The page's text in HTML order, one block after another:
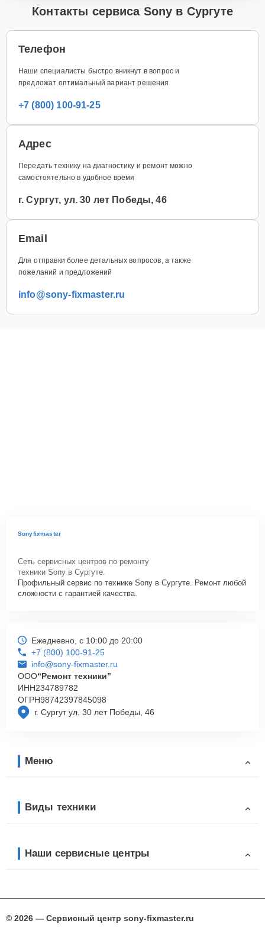
Контакты сервиса Sony в Сургуте
Телефон
Наши специалисты быстро вникнут в вопрос и
предложат оптимальный вариант решения
+7 (800) 100-91-25
Адрес
Передать технику на диагностику и ремонт можно
самостоятельно в удобное время
г. Сургут, ул. 30 лет Победы, 46
Email
Для отправки более детальных вопросов, а также
пожеланий и предложений
info@sony-fixmaster.ru
Sonyfixmaster
Сеть сервисных центров по ремонту
техники Sony в Сургуте.
Профильный сервис по технике Sony в Сургуте. Ремонт любой
сложности с гарантией качества.
г. Сургут ул. 30 лет Победы, 46
Ежедневно, с 10:00 до 20:00
+7 (800) 100-91-25
info@sony-fixmaster.ru
ООО“Ремонт техники”
ИНН234789782
ОГРН98742397845098
Меню
Виды техники
Наши сервисные центры
© 2026 — Сервисный центр sony-fixmaster.ru